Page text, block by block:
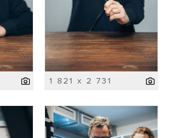
1 821 x 2 731